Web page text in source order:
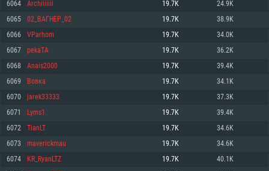
최소사양
운영체제: Windows 10 (64 bit)
프로세서: 2.2 GHz 듀얼코어 이상
메모리: 4GB
그래픽 카드: DirectX 11 이상을 지원하는 AMD Radeon 77XX / NVIDIA
GeForce GT 660. 최소 사양 해상도: 720p
네트워크: 브로드밴드 인터넷
여유 저장 공간: 22.1 GB (최소 클라이언트)
최소사양
운영체제: Mac OS Big Sur 11.0
프로세서: 최소 2.2 GHz의 Core i5 (Intel Xeon 은 지원하지 않습니다)
메모리: 6 GB
그래픽 카드: Metal 을 지원하는 Intel Iris Pro 5200 (Mac), 혹은 이와 비슷한 성
능을 가지는 Mac 버전의 AMD/Nvidia. 최소 해상도: 720p
네트워크: 브로드밴드 인터넷
여유 저장 공간: 22.1 GB (최소 클라이언트)
최소사양
운영체제: 64bit Linux 중 최신 버전
프로세서: 2.4 GHz 듀얼코어
메모리: 4 GB
그래픽 카드: Vulkan 을 지원하고, 최신 그래픽 드라이버를 지원하는 NVIDIA
660 (6개월 미만) 혹은 그와 동급의 성능을 가지며 최신 그래픽 드라이버를 지
원하는 AMD (6개월 미만; 최소사양 지원 해상도 720p)
네트워크: 브로드밴드 인터넷
여유 저장 공간: 22.1 GB (최소 클라이언트)
6064 Archiiiiiii 19.7K 24.9K
6065 02_ВАГНЕР_02 19.7K 38.9K
6066 VParhom 19.7K 34.0K
6067 pekaTA 19.7K 36.2K
6068 Anais2000 19.7K 39.4K
6069 Вовка 19.7K 34.1K
6070 jarek33333 19.7K 37.3K
6071 Lyms1 19.7K 39.4K
6072 TianLT 19.7K 34.6K
6073 maverickmau 19.7K 34.6K
6074 KR_RyanLTZ 19.7K 40.1K